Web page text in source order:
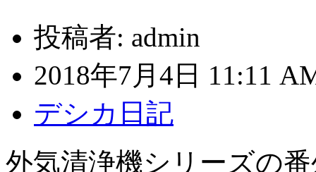
投稿者: admin
2018年7月4日 11:11
デシカ日記
外気清浄機シリーズの